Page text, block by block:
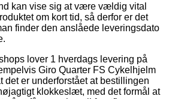
kan vise sig at være vældig vital
om kort tid, så derfor er det
finder den anslåede leveringsdato
lover 1 hverdags levering på
Giro Quarter FS Cykelhjelm
det er underforstået at bestillingen
klokkeslæt, med det formål at